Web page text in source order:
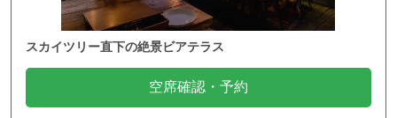
スカイツリー直下の絶景ビアテラス
空席確認・予約